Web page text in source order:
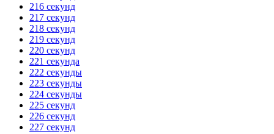
216 секунд
217 секунд
218 секунд
219 секунд
220 секунд
221 секунда
222 секунды
223 секунды
224 секунды
225 секунд
226 секунд
227 секунд